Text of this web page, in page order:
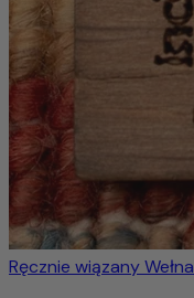
Ręcznie wiązanyWełna